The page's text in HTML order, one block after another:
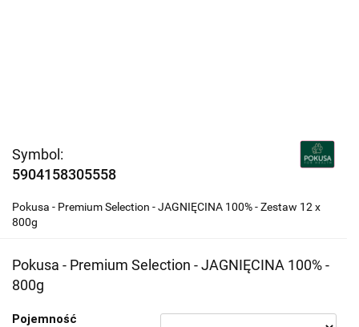
Symbol:
5904158305558
Pokusa - Premium Selection - JAGNIĘCINA 100% - Zestaw 12 x
800g
Pokusa - Premium Selection - JAGNIĘCINA 100% -
800g
Pojemność